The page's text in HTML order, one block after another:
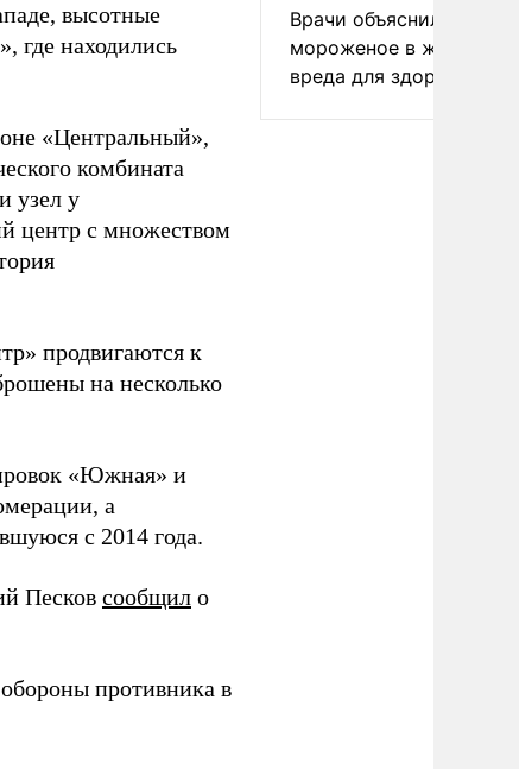
высотные
находились
«Центральный»,
комбината
узел у
центр с множеством
продвигаются к
на несколько
«Южная» и
а
с 2014 года.
Песков сообщил о
противника в
Врачи объяснили, как
мороженое в жару без
вреда для здоровья